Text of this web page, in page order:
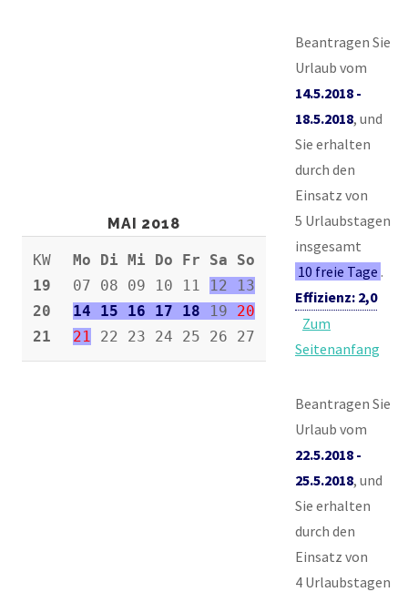
MAI 2018
KW
19
20
21
Mo Di Mi Do Fr Sa So
07 08 09 10 11
12 13
14 15 16 17 18 19 20
21
22 23 24 25 26 27
Beantragen Sie
Urlaub vom
14.5.2018 -
18.5.2018, und
Sie erhalten
durch den
Einsatz von
5 Urlaubstagen
insgesamt
10 freie Tage .
Effizienz: 2,0
Zum
Seitenanfang
Beantragen Sie
Urlaub vom
22.5.2018 -
25.5.2018, und
Sie erhalten
durch den
Einsatz von
4 Urlaubstagen